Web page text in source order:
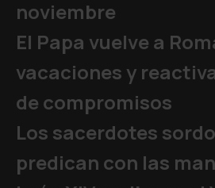
noviembre
El Papa vuelve a
vacaciones y
de compromisos
Los sacerdotes
predican con las